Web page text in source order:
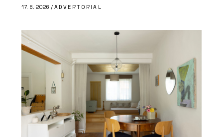
17. 6. 2026 / ADVERTORIAL